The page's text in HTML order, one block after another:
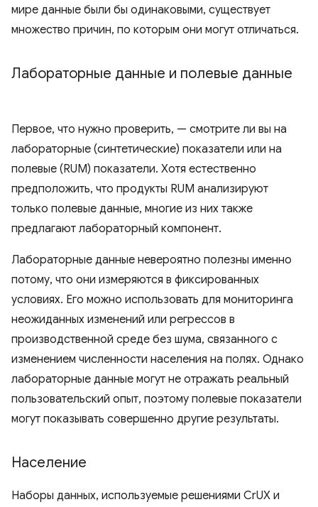
мире данные были бы одинаковыми, существует
множество причин, по которым они могут отличаться.
Лабораторные данные и полевые данные
Первое, что нужно проверить, — смотрите ли вы на
лабораторные (синтетические) показатели или на
полевые (RUM) показатели. Хотя естественно
предположить, что продукты RUM анализируют
только полевые данные, многие из них также
предлагают лабораторный компонент.
Лабораторные данные невероятно полезны именно
потому, что они измеряются в фиксированных
условиях. Его можно использовать для мониторинга
неожиданных изменений или регрессов в
производственной среде без шума, связанного с
изменением численности населения на полях. Однако
лабораторные данные могут не отражать реальный
пользовательский опыт, поэтому полевые показатели
могут показывать совершенно другие результаты.
Население
Наборы данных, используемые решениями CrUX и